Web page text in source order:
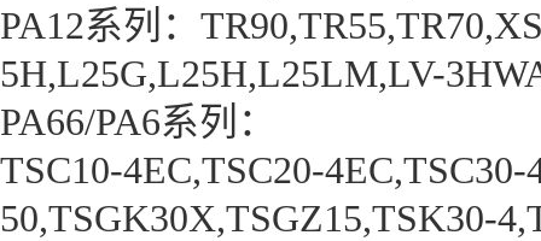
PA12系列：
5H,L25G,L25H,L25LM,LV-
PA66/PA6系列：
TSC10-4EC,TSC20-
50,TSGK30X,TSGZ15,TSK30-